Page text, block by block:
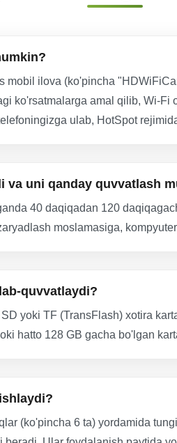
mobil ilova (ko'pincha
ko'rsatmalarga amal qilib, Wi-
ulab, HotSpot
va uni qanday quvvatlash
40 daqiqadan 120
moslamasiga,
quvvatlaydi?
yoki TF (TransFlash) xotira
hatto 128 GB gacha bo'lgan
(ko'pincha 6 ta) yordamida